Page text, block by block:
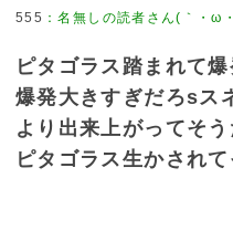
555 ：名無しの読者さん(｀・ω
ピタゴラス踏まれて
爆発大きすぎだろsス
より出来上がってそう
ピタゴラス生かされて